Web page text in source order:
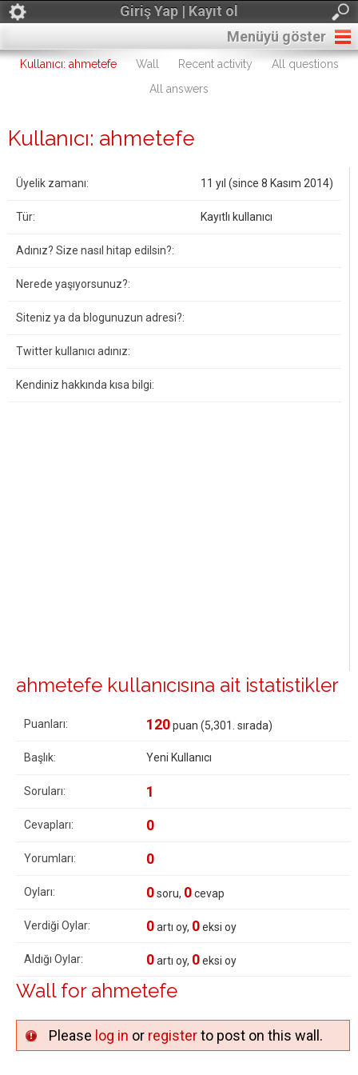
Giriş Yap | Kayıt ol
Menüyü göster
Kullanıcı: ahmetefe Wall Recent activity
All questions
All answers
Kullanıcı: ahmetefe
Üyelik zamanı: 11 yıl (since 8 Kasım 2014)
Tür: Kayıtlı kullanıcı
Adınız? Size nasıl hitap edilsin?:
Nerede yaşıyorsunuz?:
Siteniz ya da blogunuzun adresi?:
Twitter kullanıcı adınız:
Kendiniz hakkında kısa bilgi:
ahmetefe kullanıcısına ait istatistikler
Puanları: 120puan (5,301 . sırada)
Başlık: Yeni Kullanıcı
Soruları: 1
Cevapları: 0
Yorumları: 0
Oyları: 0soru, 0cevap
Verdiği Oylar: 0artı oy, 0eksi oy
Aldığı Oylar: 0artı oy, 0eksi oy
Wall for ahmetefe
Please log in or registerto post on this wall.